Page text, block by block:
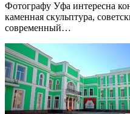
Фотографу Уфа интересна
каменная скульптура,
современный…